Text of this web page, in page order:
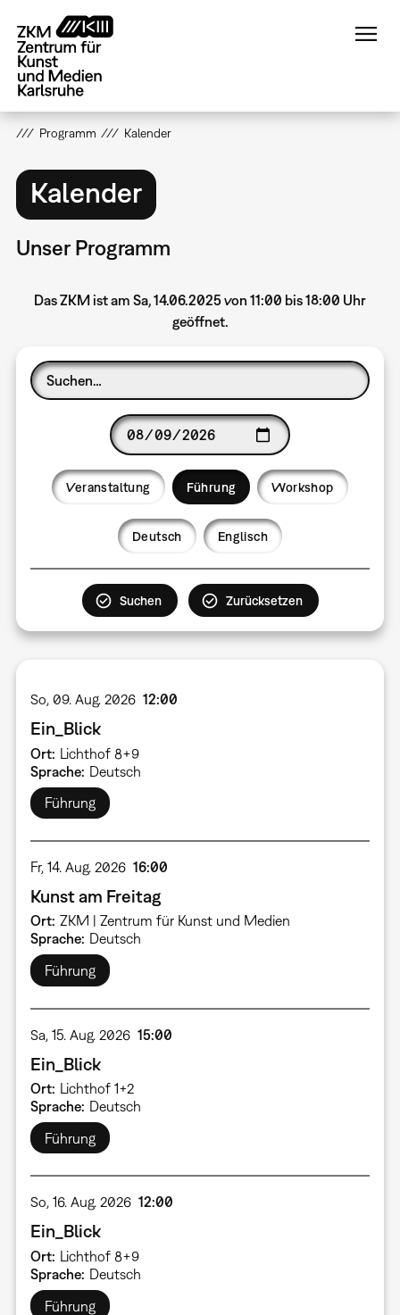
zum
Inhalt
Programm Kalender
Kalender
Unser Programm
Das ZKM ist am Sa, 14.06.2025 von 11:00 bis 18:00 Uhr
geöffnet.
Veranstaltung Führung Workshop
Deutsch Englisch
So, 09. Aug. 2026 12:00
Ein_Blick
Ort Lichthof 8+9
Sprache Deutsch
Führung
Fr, 14. Aug. 2026 16:00
Kunst am Freitag
Ort ZKM | Zentrum für Kunst und Medien
Sprache
Deutsch
Führung
Sa, 15. Aug. 2026 15:00
Ein_Blick
Ort Lichthof 1+2
Sprache Deutsch
Führung
So, 16. Aug. 2026 12:00
Ein_Blick
Ort Lichthof 8+9
Sprache Deutsch
Führung